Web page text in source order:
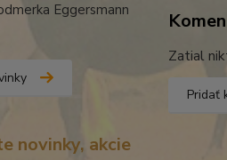
Eggersmann
novinky, akcie
Zatial
Pridať